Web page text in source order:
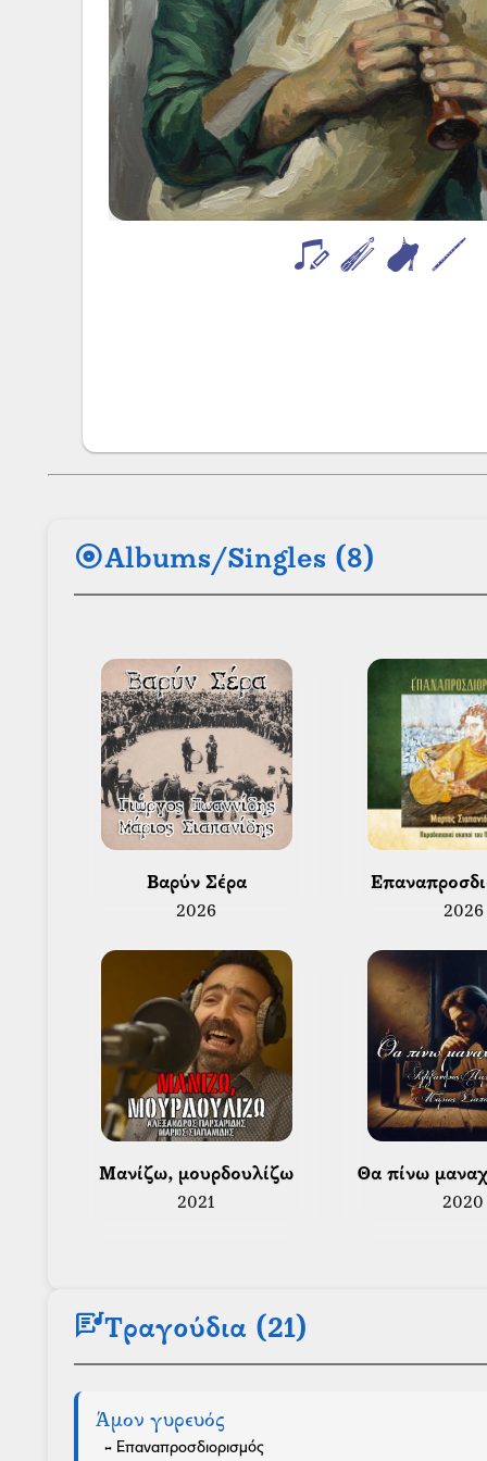
albumAlbums/Singles (8)
Βαρύν Σέρα
2026 2026
Μανίζω, μουρδουλίζω
2021
Θα πίνω
2020
lyricsΤραγούδια (21)
Άμον γυρευός
- Επαναπροσδιορισμός